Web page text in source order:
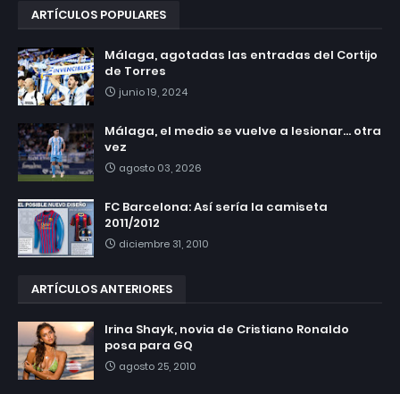
ARTÍCULOS POPULARES
Málaga, agotadas las entradas del Cortijo
de Torres
junio 19, 2024
Málaga, el medio se vuelve a lesionar... otra
vez
agosto 03, 2026
FC Barcelona: Así sería la camiseta
2011/2012
diciembre 31, 2010
ARTÍCULOS ANTERIORES
Irina Shayk, novia de Cristiano Ronaldo
posa para GQ
agosto 25, 2010